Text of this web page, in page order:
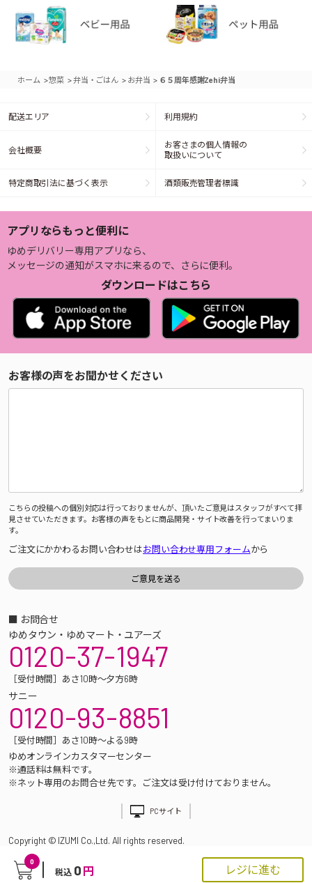
0
税込 0 円 レジに進む
ホーム >惣菜 >弁当・ごはん > お弁当 > ６５周年感謝Zehi弁当
配送エリア 利用規約
会社概要
お客さまの個人情報の
取扱いについて
特定商取引法に基づく表示 酒類販売管理者標識
アプリならもっと便利に
ゆめデリバリー専用アプリなら、
メッセージの通知がスマホに来るので、さらに便利。
ダウンロードはこちら
お客様の声をお聞かせください
こちらの投稿への個別対応は行っておりませんが、頂いたご意見はスタッフがすべて拝
見させていただきます。お客様の声をもとに商品開発・サイト改善を行ってまいりま
す。
ご注文にかかわるお問い合わせはお問い合わせ専用フォームから
■ お問合せ
ゆめタウン・ゆめマート・ユアーズ
0120-37-1947
［受付時間］あさ10時～夕方6時
サニー
0120-93-8851
［受付時間］あさ10時～よる9時
ゆめオンラインカスタマーセンター
※通話料は無料です。
※ネット専用のお問合せ先です。ご注文は受け付けておりません。
PCサイト
Copyright © IZUMI Co.,Ltd. All rights reserved.